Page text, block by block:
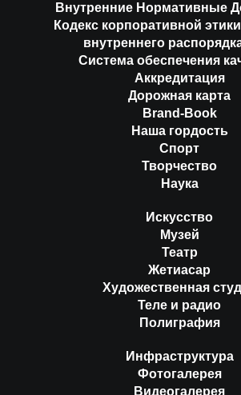
Внутренние Нормативные
Кодекс корпоративной
внутреннего
Система обеспечения
Аккредитация
Дорожная карта
Brand-Book
Наша гордость
Спорт
Творчество
Наука
Искусство
Музей
Театр
Жетиасар
Художественная
Теле и радио
Полиграфия
Инфраструктура
Фотогалерея
Видеогалерея